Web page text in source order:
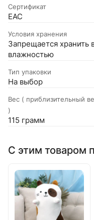
Сертификат
EAC
Условия хранения
Запрещается хранить
влажностью
Тип упаковки
На выбор
Вес ( приблизительный
)
115 грамм
С этим товаром